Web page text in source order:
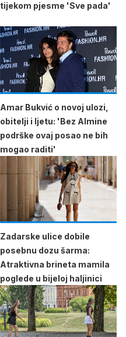
tijekom pjesme 'Sve pada'
Amar Bukvić o novoj ulozi,
obitelji i ljetu: 'Bez Almine
podrške ovaj posao ne bih
mogao raditi'
Zadarske ulice dobile
posebnu dozu šarma:
Atraktivna brineta mamila
poglede u bijeloj haljinici